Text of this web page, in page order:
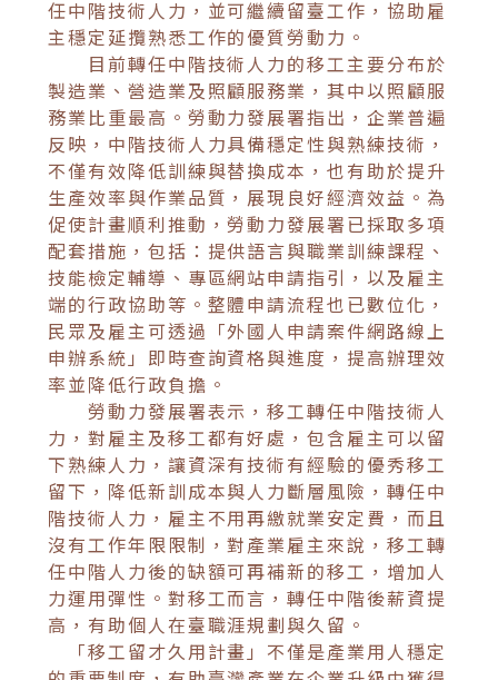
任中階技術人力，並可繼續留臺工作，協助雇
主穩定延攬熟悉工作的優質勞動力。
目前轉任中階技術人力的移工主要分布於
製造業、營造業及照顧服務業，其中以照顧服
務業比重最高。勞動力發展署指出，企業普遍
反映，中階技術人力具備穩定性與熟練技術，
不僅有效降低訓練與替換成本，也有助於提升
生產效率與作業品質，展現良好經濟效益。為
促使計畫順利推動，勞動力發展署已採取多項
配套措施，包括：提供語言與職業訓練課程、
技能檢定輔導、專區網站申請指引，以及雇主
端的行政協助等。整體申請流程也已數位化，
民眾及雇主可透過「外國人申請案件網路線上
申辦系統」即時查詢資格與進度，提高辦理效
率並降低行政負擔。
勞動力發展署表示，移工轉任中階技術人
力，對雇主及移工都有好處，包含雇主可以留
下熟練人力，讓資深有技術有經驗的優秀移工
留下，降低新訓成本與人力斷層風險，轉任中
階技術人力，雇主不用再繳就業安定費，而且
沒有工作年限限制，對產業雇主來說，移工轉
任中階人力後的缺額可再補新的移工，增加人
力運用彈性。對移工而言，轉任中階後薪資提
高，有助個人在臺職涯規劃與久留。
「移工留才久用計畫」不僅是產業用人穩定